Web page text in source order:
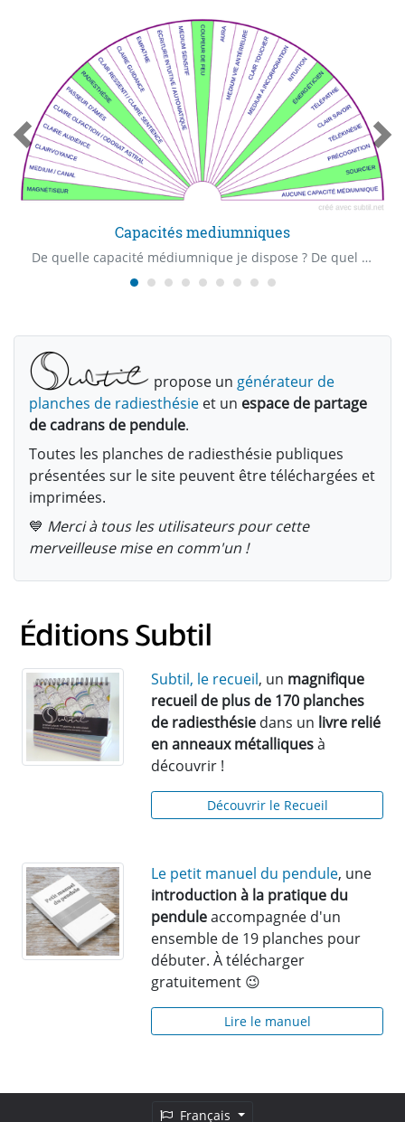
Capacités mediumniques
De quelle capacité médiumnique je dispose ? De quel "Claire" capacité je dispose ? Quelle est ma première capacité médiumnique ?
propose un générateur de
planches de radiesthésie et un espace de partage
de cadrans de pendule.
Toutes les planches de radiesthésie publiques
présentées sur le site peuvent être téléchargées et
imprimées.
💙 Merci à tous les utilisateurs pour cette
merveilleuse mise en comm'un !
Subtil, le recueil, un magnifique
recueil de plus de 170 planches
de radiesthésie dans un livre relié
en anneaux métalliquesà
découvrir !
Découvrir le Recueil
Le petit manuel du pendule, une
introduction à la pratique du
penduleaccompagnée d'un
ensemble de 19 planches pour
débuter. À télécharger
gratuitement 😉
Lire le manuel
Français